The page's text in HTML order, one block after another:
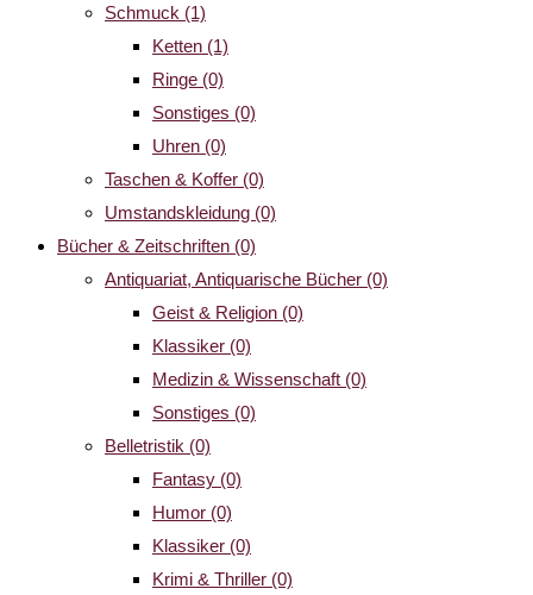
Schmuck (1)
Ketten (1)
Ringe (0)
Sonstiges (0)
Uhren (0)
Taschen & Koffer (0)
Umstandskleidung (0)
Bücher & Zeitschriften (0)
Antiquariat, Antiquarische Bücher (0)
Geist & Religion (0)
Klassiker (0)
Medizin & Wissenschaft (0)
Sonstiges (0)
Belletristik (0)
Fantasy (0)
Humor (0)
Klassiker (0)
Krimi & Thriller (0)